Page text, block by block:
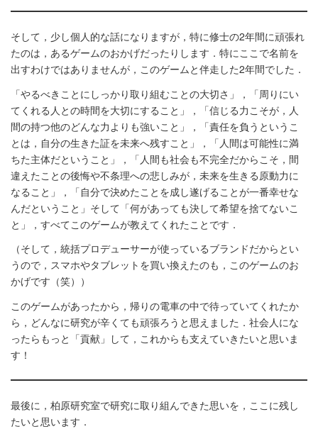
そして，少し個人的な話になりますが，特に修士の2年間に頑張れ
たのは，あるゲームのおかげだったりします．特にここで名前を
出すわけではありませんが，このゲームと伴走した2年間でした．
「やるべきことにしっかり取り組むことの大切さ」，「周りにい
てくれる人との時間を大切にすること」，「信じる力こそが，人
間の持つ他のどんな力よりも強いこと」，「責任を負うというこ
とは，自分の生きた証を未来へ残すこと」，「人間は可能性に満
ちた主体だということ」，「人間も社会も不完全だからこそ，間
違えたことの後悔や不条理への悲しみが，未来を生きる原動力に
なること」，「自分で決めたことを成し遂げることが一番幸せな
んだということ」そして「何があっても決して希望を捨てないこ
と」，すべてこのゲームが教えてくれたことです．
（そして，統括プロデューサーが使っているブランドだからとい
うので，スマホやタブレットを買い換えたのも，このゲームのお
かげです（笑））
このゲームがあったから，帰りの電車の中で待っていてくれたか
ら，どんなに研究が辛くても頑張ろうと思えました．社会人にな
ったらもっと「貢献」して，これからも支えていきたいと思いま
す！
最後に，柏原研究室で研究に取り組んできた思いを，ここに残し
たいと思います．